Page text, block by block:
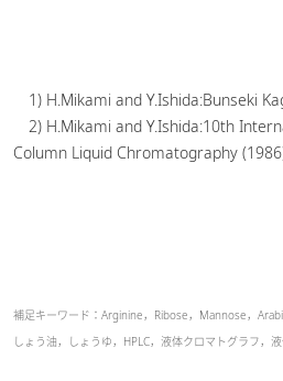
1) H.Mikami and Y.Ishida:Bunseki
2) H.Mikami and Y.Ishida:10th
Column Liquid Chromatography
補足キーワード：Arginine，Ribose，Mannose，
しょう油，しょうゆ，HPLC，液体クロマトグラフ，